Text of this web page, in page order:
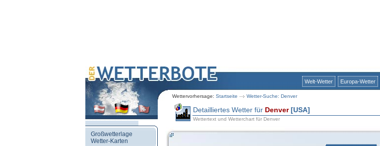
Welt-Wetter Europa-Wetter
Wettervorhersage: Startseite Wetter-Suche: Denver
Großwetterlage
Wetter-Karten
Detailliertes Wetter für Denver [USA]
Wettertext und Wetterchart für Denver